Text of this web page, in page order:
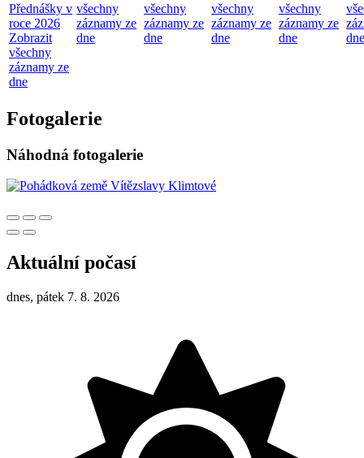
Přednášky v
roce 2026
Zobrazit
všechny
záznamy ze
dne
všechny
záznamy ze
dne
všechny
záznamy ze
dne
všechny
záznamy ze
dne
všechny
záznamy ze
dne
dne
Fotogalerie
Náhodná fotogalerie
Aktuální počasí
dnes, pátek 7. 8. 2026